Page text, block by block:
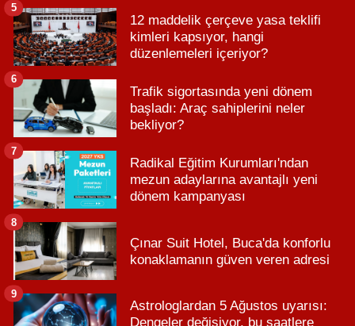
12 maddelik çerçeve yasa teklifi
kimleri kapsıyor, hangi
düzenlemeleri içeriyor?
5
Trafik sigortasında yeni dönem
başladı: Araç sahiplerini neler
bekliyor?
6
Radikal Eğitim Kurumları'ndan
mezun adaylarına avantajlı yeni
dönem kampanyası
7
Çınar Suit Hotel, Buca'da konforlu
konaklamanın güven veren adresi
8
Astrologlardan 5 Ağustos uyarısı:
Dengeler değişiyor, bu saatlere
9